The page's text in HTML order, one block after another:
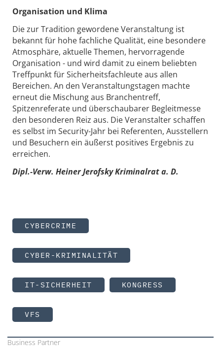
Organisation und Klima
Die zur Tradition gewordene Veranstaltung ist
bekannt für hohe fachliche Qualität, eine besondere
Atmosphäre, aktuelle Themen, hervorragende
Organisation - und wird damit zu einem beliebten
Treffpunkt für Sicherheitsfachleute aus allen
Bereichen. An den Veranstaltungstagen machte
erneut die Mischung aus Branchentreff,
Spitzenreferate und überschaubarer Begleitmesse
den besonderen Reiz aus. Die Veranstalter schaffen
es selbst im Security-Jahr bei Referenten, Ausstellern
und Besuchern ein äußerst positives Ergebnis zu
erreichen.
Dipl.-Verw. Heiner Jerofsky Kriminalrat a. D.
CYBERCRIME
CYBER-KRIMINALITÄT
IT-SICHERHEIT KONGRESS
VFS
Business Partner